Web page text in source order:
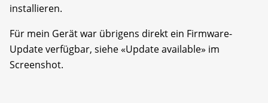
installieren.
Für mein Gerät war übrigens direkt ein Firmware-
Update verfügbar, siehe «Update available» im
Screenshot.